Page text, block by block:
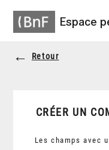
Espace
Retour
CRÉER UN
Les champs avec